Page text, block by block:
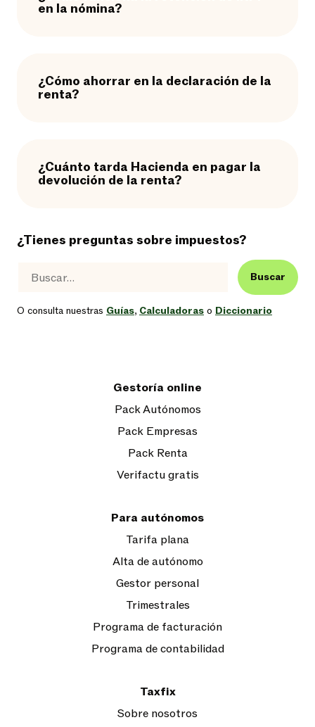
en la nómina?
¿Cómo ahorrar en la declaración de la
renta?
¿Cuánto tarda Hacienda en pagar la
devolución de la renta?
¿Tienes preguntas sobre impuestos?
Buscar
O consulta nuestras Guías, Calculadoras o Diccionario
Gestoría online
Pack Autónomos
Pack Empresas
Pack Renta
Verifactu gratis
Para autónomos
Tarifa plana
Alta de autónomo
Gestor personal
Trimestrales
Programa de facturación
Programa de contabilidad
Taxfix
Sobre nosotros